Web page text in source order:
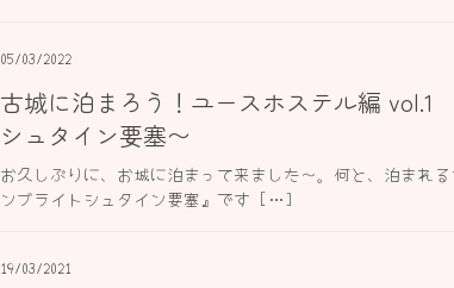
05/03/2022
古城に泊まろう！ユースホステル編
シュタイン要塞〜
お久しぶりに、お城に泊まって来ました〜。何と、泊まれ
ンブライトシュタイン要塞』です […]
19/03/2021